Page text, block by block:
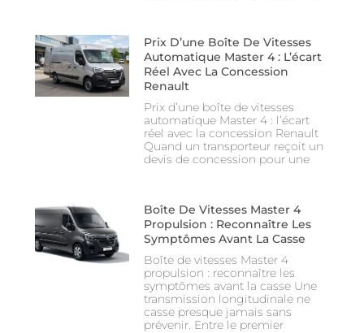
Prix D’une Boîte De Vitesses
Automatique Master 4 : L’écart
Réel Avec La Concession
Renault
Prix d’une boîte de vitesses
automatique Master 4 : l’écart
réel avec la concession Renault
Quand un transporteur reçoit un
devis de concession pour une
Boîte De Vitesses Master 4
Propulsion : Reconnaître Les
Symptômes Avant La Casse
Boîte de vitesses Master 4
propulsion : reconnaître les
symptômes avant la casse Une
transmission longitudinale ne
casse presque jamais sans
prévenir. Entre le premier